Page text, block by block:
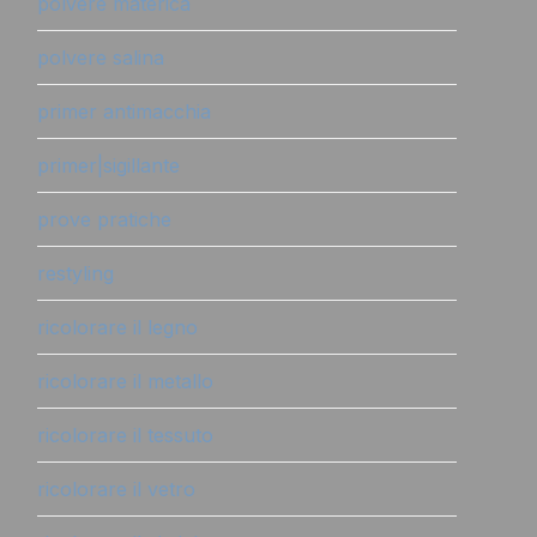
polvere salina
primer antimacchia
primer|sigillante
prove pratiche
restyling
ricolorare il legno
ricolorare il metallo
ricolorare il tessuto
ricolorare il vetro